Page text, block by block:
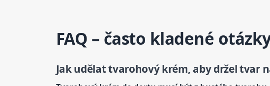
FAQ – často kladené
Jak udělat tvarohovýkrém, aby držel tvar